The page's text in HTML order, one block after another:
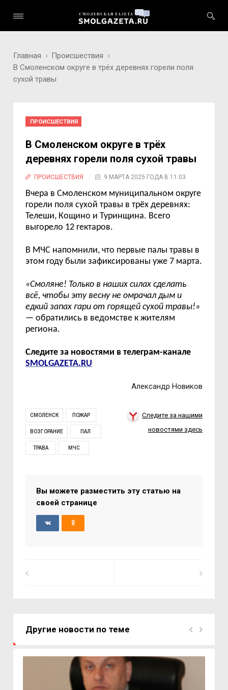
Главная
Происшествия
В Смоленском округе в трёх деревнях горели поля
сухой травы
ПРОИСШЕСТВИЯ
В Смоленском округе в трёх
деревнях горели поля сухой травы
ПРОИСШЕСТВИЯ 9 МАРТА 2025 ГОДА В 11:03
Вчера в Смоленском муниципальном округе
горели поля сухой травы в трёх деревнях:
Телеши, Кощино и Туринщина. Всего
выгорело 12 гектаров.
В МЧС напомнили, что первые палы травы в
этом году были зафиксированы уже 7 марта.
«Смоляне! Только в наших силах сделать
всё, чтобы эту весну не омрачал дым и
едкий запах гари от горящей сухой травы!»
— обратились в ведомстве к жителям
региона.
Следите за новостями в телеграм-канале
SMOLGAZETA.RU
Александр Новиков
СМОЛЕНСК ПОЖАР
ВОЗГОРАНИЕ ПАЛ
ТРАВА МЧС
Следите за нашими
новостями здесь
Вы можете разместить эту статью на
своей странице
Другие новости по теме